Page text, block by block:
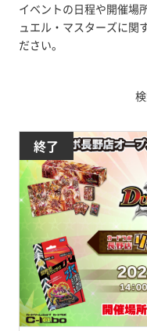
イベントの日程や開催場
ュエル・マスターズに関
ださい。
終了